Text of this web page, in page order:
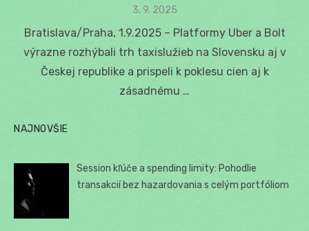
Posted
3. 9. 2025
Bratislava/Praha, 1.9.2025 – Platformy Uber a Bolt
výrazne rozhýbali trh taxislužieb na Slovensku aj v
Českej republike a prispeli k poklesu cien aj k
zásadnému …
NAJNOVŠIE
Session kľúče a spending limity: Pohodlie
transakcií bez hazardovania s celým portfóliom